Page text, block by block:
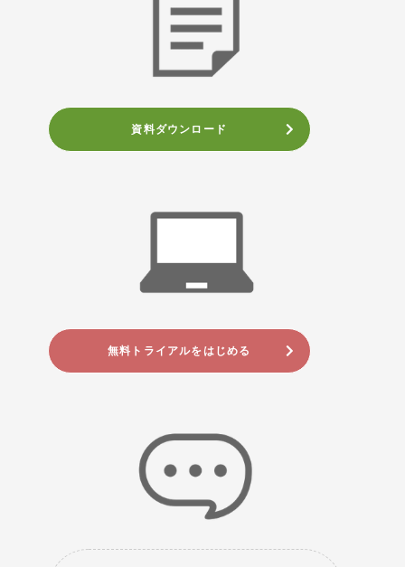
資料ダウンロード
無料トライアルをはじめる